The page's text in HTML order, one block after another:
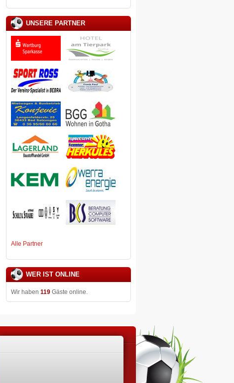
UNSERE PARTNER
Alle Partner
WER IST ONLINE
Wir haben 119Gäste online.